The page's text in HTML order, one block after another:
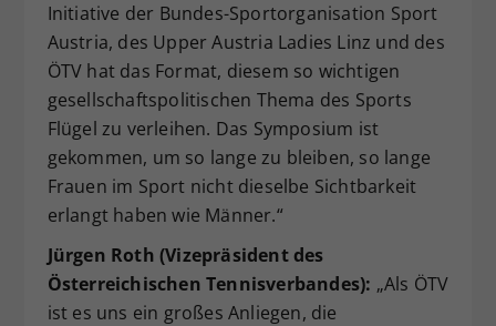
Initiative der Bundes-Sportorganisation Sport
Austria, des Upper Austria Ladies Linz und des
ÖTV hat das Format, diesem so wichtigen
gesellschaftspolitischen Thema des Sports
Flügel zu verleihen. Das Symposium ist
gekommen, um so lange zu bleiben, so lange
Frauen im Sport nicht dieselbe Sichtbarkeit
erlangt haben wie Männer.“
Jürgen Roth (Vizepräsident des
Österreichischen Tennisverbandes): „Als ÖTV
ist es uns ein großes Anliegen, die